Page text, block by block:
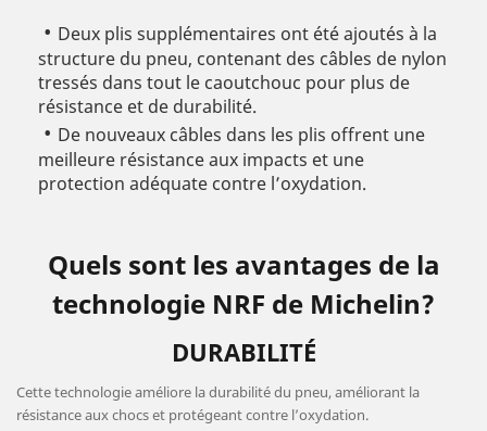
Deux plis supplémentaires ont été ajoutés à la
structure du pneu, contenant des câbles de nylon
tressés dans tout le caoutchouc pour plus de
résistance et de durabilité.
De nouveaux câbles dans les plis offrent une
meilleure résistance aux impacts et une
protection adéquate contre l’oxydation.
Quels sont les avantages de la
technologie NRF de Michelin?
DURABILITÉ
Cette technologie améliore la durabilité du pneu, améliorant la
résistance aux chocs et protégeant contre l’oxydation.